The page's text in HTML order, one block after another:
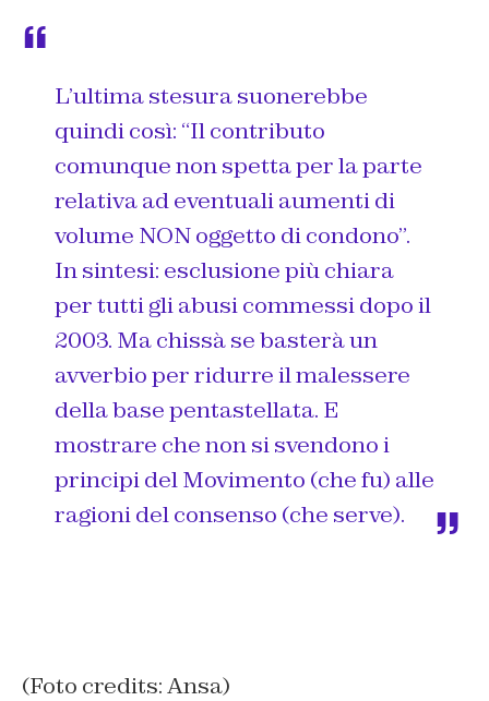
L’ultima stesura suonerebbe
quindi così: “Il contributo
comunque non spetta per la parte
relativa ad eventuali aumenti di
volume NON oggetto di condono”.
In sintesi: esclusione più chiara
per tutti gli abusi commessi dopo il
2003. Ma chissà se basterà un
avverbio per ridurre il malessere
della base pentastellata. E
mostrare che non si svendono i
principi del Movimento (che fu) alle
ragioni del consenso (che serve).
(Foto credits: Ansa)